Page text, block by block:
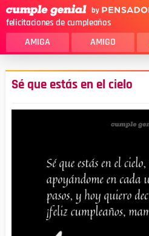
felicitaciones de cumpleaños
AMIGA AMIGO
MAMA
NOVIA
PAPA
TIA
Sé que estás en el cielo